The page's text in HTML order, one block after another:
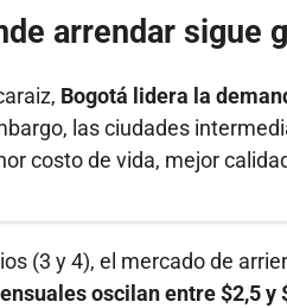
arrendar sigue
Bogotá lidera la
las ciudades
costo de vida, mejor
(3 y 4), el mercado de
oscilan entre $2,5 y